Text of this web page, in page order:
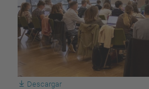
Descargar